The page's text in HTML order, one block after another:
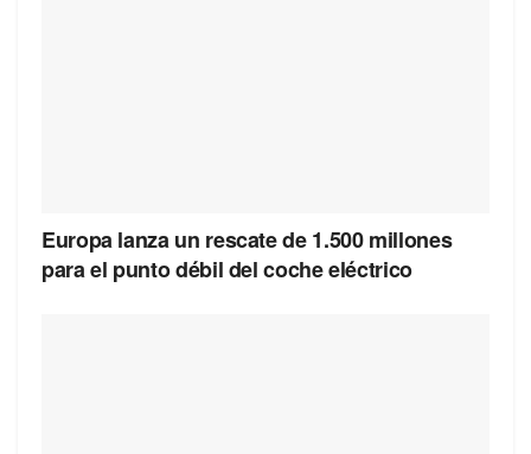
Europa lanza un rescate de 1.500 millones
para el punto débil del coche eléctrico